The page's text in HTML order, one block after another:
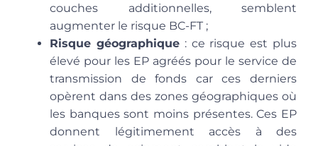
couches additionnelles, semblent
augmenter le risque BC-FT ;
Risque géographique: ce risque est plus
élevé pour les EP agréés pour le service de
transmission de fonds car ces derniers
opèrent dans des zones géographiques où
les banques sont moins présentes. Ces EP
donnent légitimement accès à des